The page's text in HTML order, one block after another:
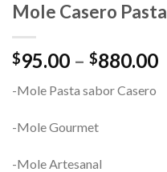
Mole Casero Pasta
$95.00 – $880.00
-Mole Pasta sabor Casero
-Mole Gourmet
-Mole Artesanal